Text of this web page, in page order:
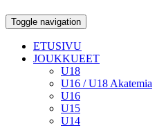
Toggle navigation
ETUSIVU
JOUKKUEET
U18
U16 / U18 Akatemia
U16
U15
U14